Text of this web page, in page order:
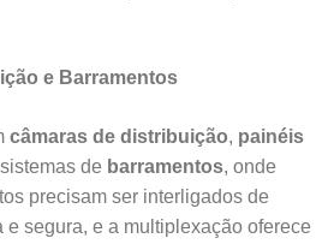
e Barramentos
câmaras de distribuição, painéis
de barramentos, onde
precisam ser interligados de
e segura, e a multiplexação oferece